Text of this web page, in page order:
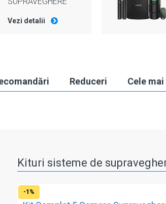
Vezi detalii
Reduceri Cele
Kituri sisteme de
-1%